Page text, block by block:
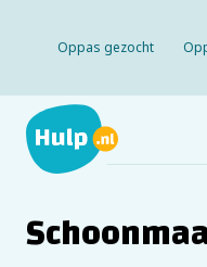
Oppas gezocht